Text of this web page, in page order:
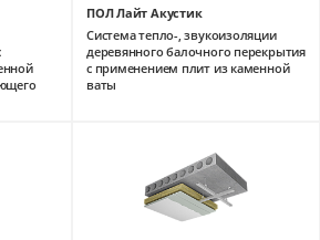
ПОЛ Лайт Акустик
Система тепло-, звукоизоляции
деревянного балочного перекрытия
с применением плит из каменной
ваты